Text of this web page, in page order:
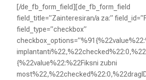
[/de_fb_form_field][de_fb_form_field
field_title=”Zainteresiran/a za:”
field_type=”checkbox”
{%22value%22:%22Fiksni zubni